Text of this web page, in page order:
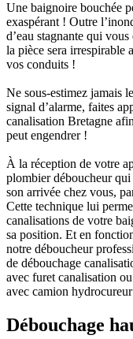
Une baignoire bouchée
exaspérant ! Outre
d’eau stagnante qui
la pièce sera irrespirable
vos conduits !
Ne sous-estimez jamais
signal d’alarme, faites
canalisation Bretagne
peut engendrer !
À la réception de votre
plombier déboucheur
son arrivée chez vous,
Cette technique lui
canalisations de votre
sa position. Et en
notre déboucheur
de débouchage
avec furet canalisation
avec camion
Débouchage